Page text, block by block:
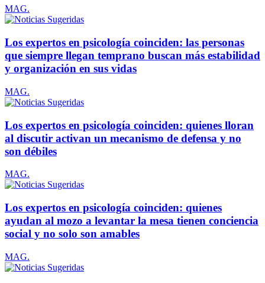
MAG.
Los expertos en psicología coinciden: las personas
que siempre llegan temprano buscan más estabilidad
y organización en sus vidas
MAG.
Los expertos en psicología coinciden: quienes lloran
al discutir activan un mecanismo de defensa y no
son débiles
MAG.
Los expertos en psicología coinciden: quienes
ayudan al mozo a levantar la mesa tienen conciencia
social y no solo son amables
MAG.